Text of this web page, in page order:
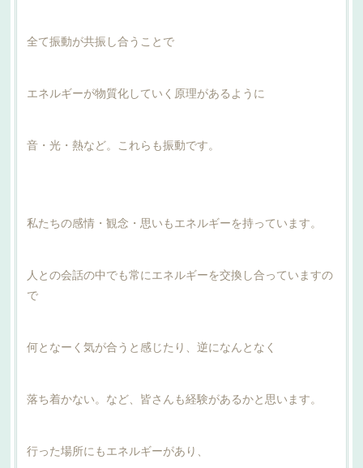
全て振動が共振し合うことで
エネルギーが物質化していく原理があるように
音・光・熱など。これらも振動です。
私たちの感情・観念・思いもエネルギーを持っています。
人との会話の中でも常にエネルギーを交換し合っていますの
で
何となーく気が合うと感じたり、逆になんとなく
落ち着かない。など、皆さんも経験があるかと思います。
行った場所にもエネルギーがあり、